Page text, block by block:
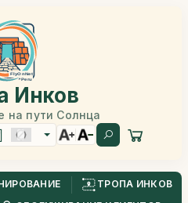
Инков
на пути Солнца
ТРОПА ИНКОВ